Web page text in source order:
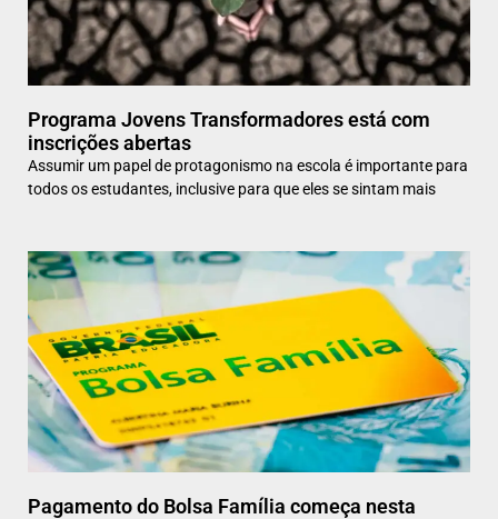
Programa Jovens Transformadores está com
inscrições abertas
Assumir um papel de protagonismo na escola é importante para
todos os estudantes, inclusive para que eles se sintam mais
Pagamento do Bolsa Família começa nesta